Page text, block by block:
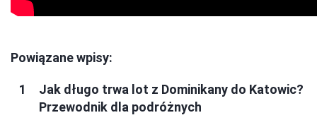
Powiązane wpisy:
Jak długo trwa lot z Dominikany do Katowic?
Przewodnik dla podróżnych